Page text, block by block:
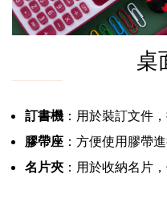
桌
訂書機 ：用於裝訂文件
膠帶座 ：方便使用膠帶
名片夾 ：用於收納名片